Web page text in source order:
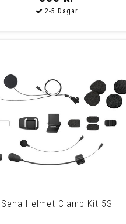
Sena Helmet Clamp Kit 5S